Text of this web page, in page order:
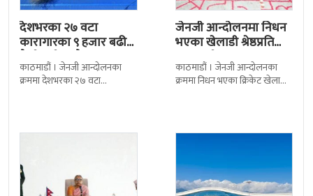
देशभरका २७ वटा
कारागारका ९ हजार बढी
कैदीबन्दी अझै फरार
काठमाडौं । जेनजी आन्दोलनका
क्रममा देशभरका २७ वटा
जेनजी आन्दोलनमा निधन
भएका खेलाडी श्रेष्ठप्रति
श्रद्धाञ्जली
काठमाडौं । जेनजी आन्दोलनका
क्रममा निधन भएका क्रिकेट खेलाडी